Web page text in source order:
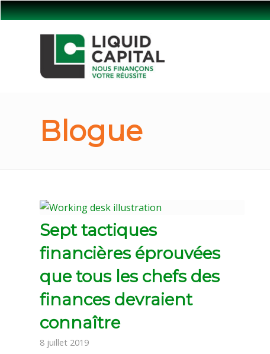
Blogue
Sept tactiques
financières éprouvées
que tous les chefs des
finances devraient
connaître
8 juillet 2019